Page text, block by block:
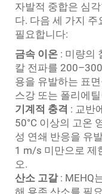
자발적 중합은 심
다. 다음 세 가지
필요합니다:
금속 이온 : 미량의
칼 전파를
용을 유발하는 표
스강 또는 폴리에
기계적 충격 : 교반
50°C 이상의 고온
성 연쇄 반응을 유
1 m/s 미만으로 제
오.
산소 고갈 : MEHQ
해 용존 산소를 필